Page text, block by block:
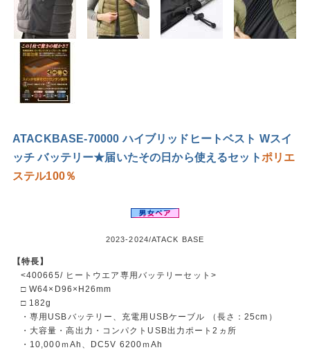
ATACKBASE-70000 ハイブリッドヒートベスト Wスイ
ッチ バッテリー★届いたその日から使えるセットポリエ
ステル100％
2023-2024/ATACK BASE
【特長】
<400665/ ヒートウエア専用バッテリーセット>
□ W64×D96×H26mm
□ 182g
・専用USBバッテリー、充電用USBケーブル （長さ：25cm）
・大容量・高出力・コンパクトUSB出力ポート2ヵ所
・10,000ｍAh、DC5V 6200ｍAh